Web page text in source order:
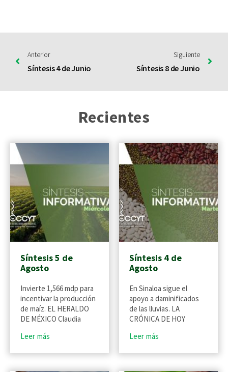
Anterior
Síntesis 4 de Junio
Siguiente
Síntesis 8 de Junio
Recientes
Síntesis 5 de
Agosto
Invierte 1,566 mdp para
incentivar la producción
de maíz. EL HERALDO
DE MÉXICO Claudia
Leer más
Síntesis 4 de
Agosto
En Sinaloa sigue el
apoyo a daminificados
de las lluvias. LA
CRÓNICA DE HOY
Leer más